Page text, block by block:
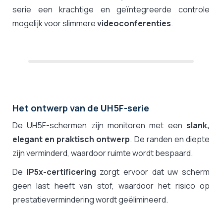
serie een krachtige en geïntegreerde controle
mogelijk voor slimmerevideoconferenties.
Het ontwerp van de UH5F-serie
De UH5F-schermen zijn monitoren met een slank,
elegant en praktisch ontwerp. De randen en diepte
zijn verminderd, waardoor ruimte wordt bespaard.
De IP5x-certificering zorgt ervoor dat uw scherm
geen last heeft van stof, waardoor het risico op
prestatievermindering wordt geëlimineerd.